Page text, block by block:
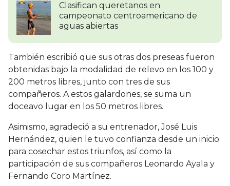
Clasifican queretanos en
campeonato centroamericano de
aguas abiertas
También escribió que sus otras dos preseas fueron
obtenidas bajo la modalidad de relevo en los 100 y
200 metros libres, junto con tres de sus
compañeros. A estos galardones, se suma un
doceavo lugar en los 50 metros libres.
Asimismo, agradeció a su entrenador, José Luis
Hernández, quien le tuvo confianza desde un inicio
para cosechar estos triunfos, así como la
participación de sus compañeros Leonardo Ayala y
Fernando Coro Martínez.